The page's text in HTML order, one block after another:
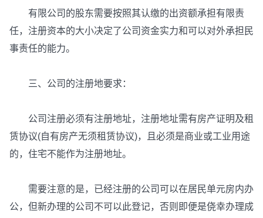
有限公司的股东需要按照其认缴的出资额承担有限责
任，注册资本的大小决定了公司资金实力和可以对外承担民
事责任的能力。
三、公司的注册地要求：
公司注册必须有注册地址，注册地址需有房产证明及租
赁协议(自有房产无须租赁协议)，且必须是商业或工业用途
的，住宅不能作为注册地址。
需要注意的是，已经注册的公司可以在居民单元房内办
公，但新办理的公司不可以此登记，否则即便是侥幸办理成